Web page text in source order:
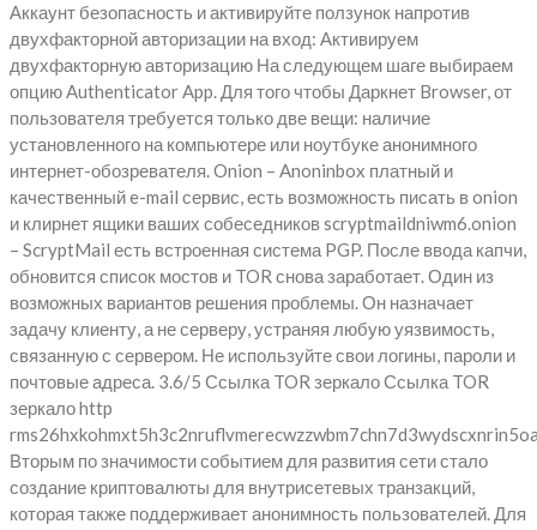
Аккаунт безопасность и активируйте ползунок напротив
двухфакторной авторизации на вход: Активируем
двухфакторную авторизацию На следующем шаге выбираем
опцию Authenticator App. Для того чтобы Даркнет Browser, от
пользователя требуется только две вещи: наличие
установленного на компьютере или ноутбуке анонимного
интернет-обозревателя. Onion – Anoninbox платный и
качественный e-mail сервис, есть возможность писать в onion
и клирнет ящики ваших собеседников scryptmaildniwm6.onion
– ScryptMail есть встроенная система PGP. После ввода капчи,
обновится список мостов и TOR снова заработает. Один из
возможных вариантов решения проблемы. Он назначает
задачу клиенту, а не серверу, устраняя любую уязвимость,
связанную с сервером. Не используйте свои логины, пароли и
почтовые адреса. 3.6/5 Ссылка TOR зеркало Ссылка TOR
зеркало http
Вторым по значимости событием для развития сети стало
создание криптовалюты для внутрисетевых транзакций,
которая также поддерживает анонимность пользователей. Для